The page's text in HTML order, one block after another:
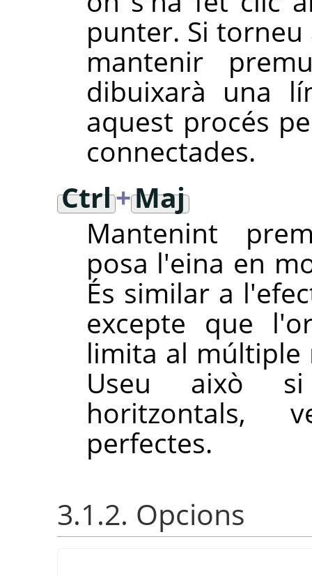
punter. Si
mantenir
dibuixarà una
aquest procés
connectades.
Ctrl+Maj
Mantenint
posa l'eina en
És similar a
excepte que
limita al múltiple
Useu això
horitzontals,
perfectes.
3.1.2. Opcions